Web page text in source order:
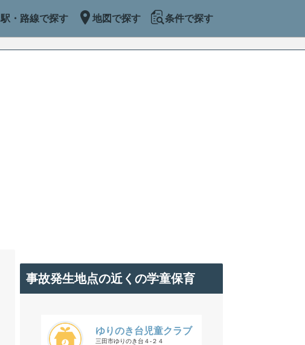
駅・路線で探す 地図で探す 条件で探す
事故発生地点の近くの学童保育
ゆりのき台児童クラブ
三田市ゆりのき台４-２４